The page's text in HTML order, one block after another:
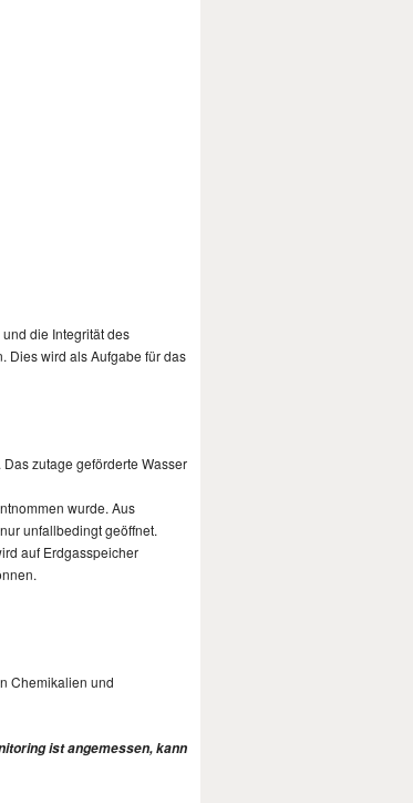
die Integrität des
Dies wird als Aufgabe für das
zutage geförderte Wasser
wurde. Aus
unfallbedingt geöffnet.
auf Erdgasspeicher
Chemikalien und
ist angemessen, kann